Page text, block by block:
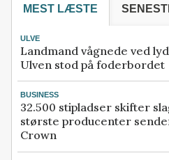
MEST LÆSTE
ULVE
Landmand vågnede ved
Ulven stod på foderbordet
BUSINESS
32.500 stipladser skifter
største producenter
Crown